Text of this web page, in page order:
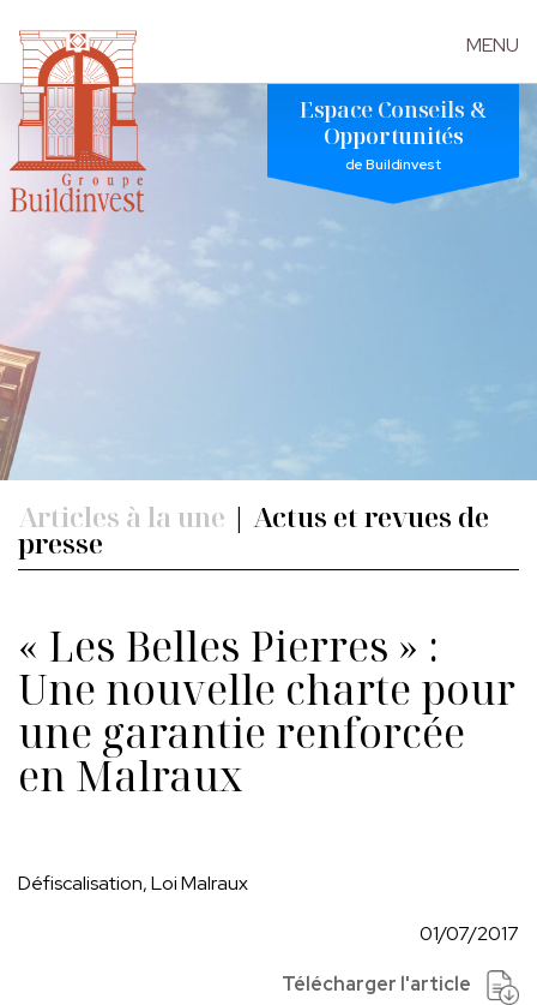
Skip
content
MENU
Espace Conseils &
Opportunités
de Buildinvest
Articles à la une | Actus et revues de
presse
« Les Belles Pierres » :
Une nouvelle charte pour
une garantie renforcée
en Malraux
Défiscalisation, Loi Malraux
01/07/2017
Télécharger l'article